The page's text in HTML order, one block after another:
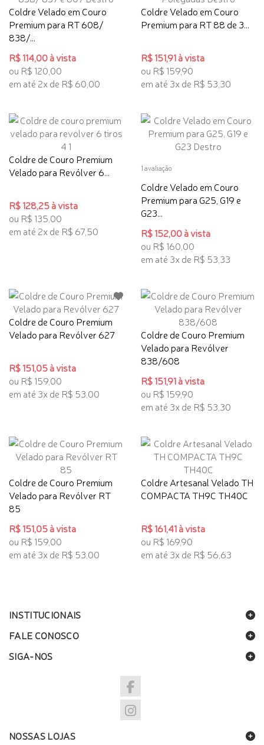
Coldre Velado em Couro
Premium para RT 608/
838/...
R$ 114,00 à vista
ou R$ 120,00
em até 2x de R$ 60,00
Coldre Velado em Couro
Premium para RT 88 de 3...
R$ 151,91 à vista
ou R$ 159,90
em até 3x de R$ 53,30
Coldre de Couro Premium
Velado para Revólver 6...
R$ 128,25 à vista
ou R$ 135,00
em até 2x de R$ 67,50
1 avaliação
Coldre Velado em Couro
Premium para G25, G19 e
G23...
R$ 152,00 à vista
ou R$ 160,00
em até 3x de R$ 53,33
Coldre de Couro Premium
Velado para Revólver 627
R$ 151,05 à vista
ou R$ 159,00
em até 3x de R$ 53,00
Coldre de Couro Premium
Velado para Revólver
838/608
R$ 151,91 à vista
ou R$ 159,90
em até 3x de R$ 53,30
Coldre de Couro Premium
Velado para Revólver RT
85
R$ 151,05 à vista
ou R$ 159,00
em até 3x de R$ 53,00
Coldre Artesanal Velado TH
COMPACTA TH9C TH40C
R$ 161,41 à vista
ou R$ 169,90
em até 3x de R$ 56,63
INSTITUCIONAIS
FALE CONOSCO
SIGA-NOS
NOSSAS LOJAS